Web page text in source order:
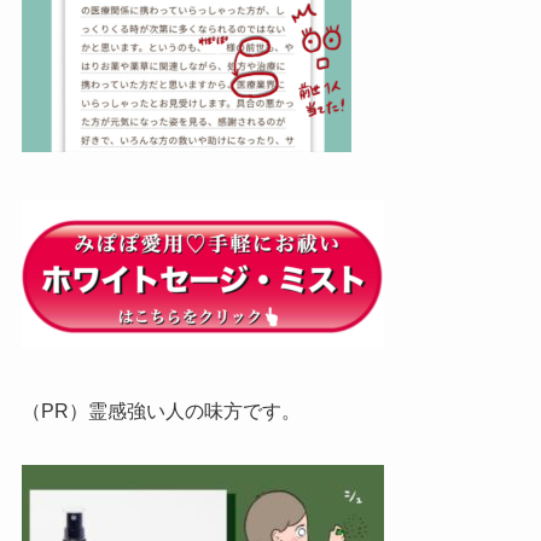
（PR）霊感強い人の味方です。